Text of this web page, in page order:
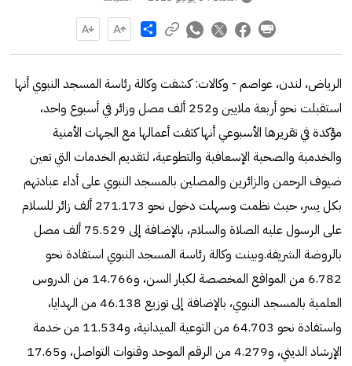
Share
الرياض، لندن، عواصم - وكالات: كشفت وكالة رئاسة المسجد النبوي أنها
استقبلت نحو أربعة ملايين و252 ألف مصل وزائر في أسبوع واحد،
مؤكدة في تقريرها الأسبوعي أنها كثفت أعمالها مع الجهات الأمنية
والخدمية والصحية الإسعافية والتطوعية، لتقديم الخدمات التي تعين
ضيوف الرحمن والزائرين والمصلين بالمسجد النبوي على أداء عبادتهم
بكل يسر، حيث نظمت وسهلت دخول نحو 271.173 ألف زائر للسلام
على الرسول عليه الصلاة والسلام، بالإضافة إلى 75.529 ألف مصل
بالروضة الشريفة.وبينت وكالة رئاسة المسجد النبوي استفادة نحو
6.782 من المواقع المخصصة لكبار السن، و14.766 من الدروس
العلمية بالمسجد النبوي، بالإضافة إلى توزيع 46.138 من الهدايا،
واستفادة نحو 64.703 من التوعية الميدانية، و11.534 من خدمة
الإرشاد الديني، و4.279 من الرقم الموحد وقنوات التواصل، و17.65